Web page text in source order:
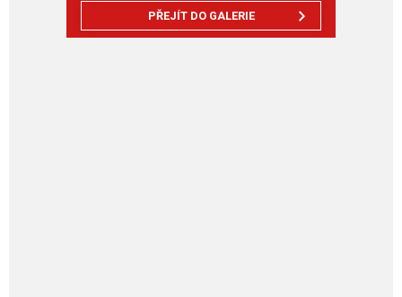
PŘEJÍT DO GALERIE